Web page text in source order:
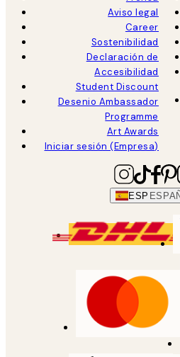
Aviso legal
Career
Sostenibilidad
Declaración de
Accesibilidad
Student Discount
Desenio Ambassador
Programme
Art Awards
Iniciar sesión (Empresa)
ESP